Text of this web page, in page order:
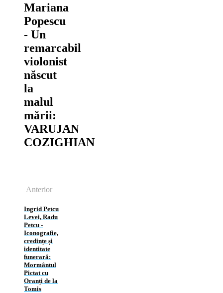
Mariana
Popescu
‑ Un
remarcabil
violonist
născut
la
malul
mării:
VARUJAN
COZIGHIAN
Anterior
Ingrid Petcu
Levei, Radu
Petcu ‑
Iconografie,
credințe și
identitate
funerară:
Mormântul
Pictat cu
Oranți de la
Tomis